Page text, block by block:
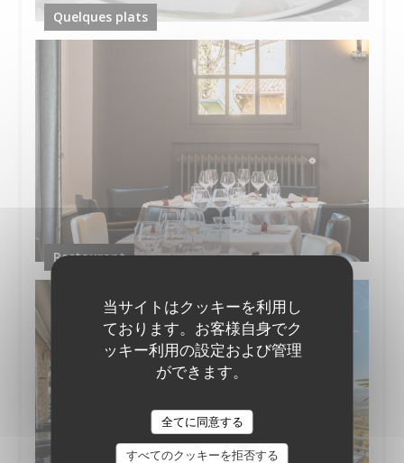
当サイトはクッキーを利用し
ております。お客様自身でク
ッキー利用の設定および管理
ができます。
全てに同意する
すべてのクッキーを拒否する
Quelques plats
Restaurant